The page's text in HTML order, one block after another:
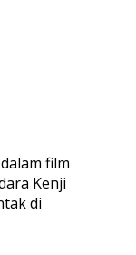
film
Kenji
di